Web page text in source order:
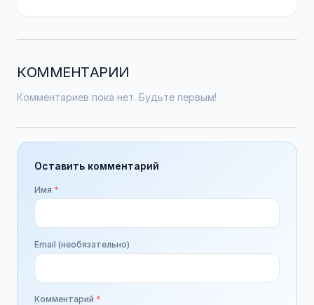
КОММЕНТАРИИ
Комментариев пока нет. Будьте первым!
Оставить комментарий
Имя *
Email (необязательно)
Комментарий *